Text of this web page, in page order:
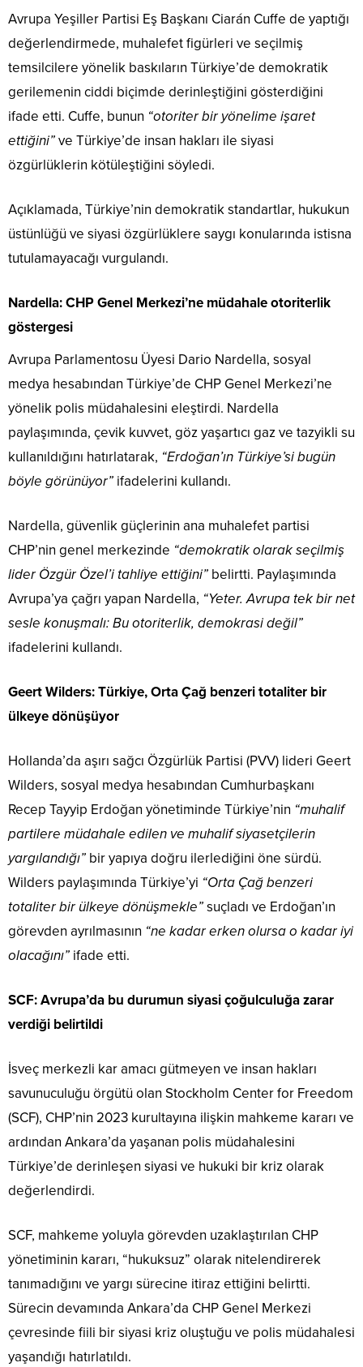
Avrupa Yeşiller Partisi Eş Başkanı Ciarán Cuffe de yaptığı
değerlendirmede, muhalefet figürleri ve seçilmiş
temsilcilere yönelik baskıların Türkiye’de demokratik
gerilemenin ciddi biçimde derinleştiğini gösterdiğini
ifade etti. Cuffe, bunun “otoriter bir yönelime işaret
ettiğini”ve Türkiye’de insan hakları ile siyasi
özgürlüklerin kötüleştiğini söyledi.
Açıklamada, Türkiye’nin demokratik standartlar, hukukun
üstünlüğü ve siyasi özgürlüklere saygı konularında istisna
tutulamayacağı vurgulandı.
Nardella: CHP Genel Merkezi’ne müdahale otoriterlik
göstergesi
Avrupa Parlamentosu Üyesi Dario Nardella, sosyal
medya hesabından Türkiye’de CHP Genel Merkezi’ne
yönelik polis müdahalesini eleştirdi. Nardella
paylaşımında, çevik kuvvet, göz yaşartıcı gaz ve tazyikli su
kullanıldığını hatırlatarak, “Erdoğan’ın Türkiye’si bugün
böyle görünüyor” ifadelerini kullandı.
Nardella, güvenlik güçlerinin ana muhalefet partisi
CHP’nin genel merkezinde “demokratik olarak seçilmiş
lider Özgür Özel’i tahliye ettiğini” belirtti. Paylaşımında
Avrupa’ya çağrı yapan Nardella, “Yeter. Avrupa tek bir net
sesle konuşmalı: Bu otoriterlik, demokrasi değil”
ifadelerini kullandı.
Geert Wilders: Türkiye, Orta Çağ benzeri totaliter bir
ülkeye dönüşüyor
Hollanda’da aşırı sağcı Özgürlük Partisi (PVV) lideri Geert
Wilders, sosyal medya hesabından Cumhurbaşkanı
Recep Tayyip Erdoğan yönetiminde Türkiye’nin “muhalif
partilere müdahale edilen ve muhalif siyasetçilerin
yargılandığı” bir yapıya doğru ilerlediğini öne sürdü.
Wilders paylaşımında Türkiye’yi “Orta Çağ benzeri
totaliter bir ülkeye dönüşmekle”suçladı ve Erdoğan’ın
görevden ayrılmasının “ne kadar erken olursa o kadar iyi
olacağını” ifade etti.
SCF: Avrupa’da bu durumun siyasi çoğulculuğa zarar
verdiği belirtildi
İsveç merkezli kar amacı gütmeyen ve insan hakları
savunuculuğu örgütü olan Stockholm Center for Freedom
(SCF), CHP’nin 2023 kurultayına ilişkin mahkeme kararı ve
ardından Ankara’da yaşanan polis müdahalesini
Türkiye’de derinleşen siyasi ve hukuki bir kriz olarak
değerlendirdi.
SCF, mahkeme yoluyla görevden uzaklaştırılan CHP
yönetiminin kararı, “hukuksuz” olarak nitelendirerek
tanımadığını ve yargı sürecine itiraz ettiğini belirtti.
Sürecin devamında Ankara’da CHP Genel Merkezi
çevresinde fiili bir siyasi kriz oluştuğu ve polis müdahalesi
yaşandığı hatırlatıldı.